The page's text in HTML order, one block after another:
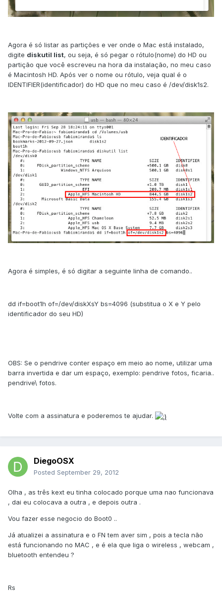
Agora é só listar as partições e ver onde o Mac está instalado,
digite diskutil list, ou seja, é só pegar o rótulo(nome) do HD ou
partição que você escreveu na hora da instalação, no meu caso
é Macintosh HD. Após ver o nome ou rótulo, veja qual é o
IDENTIFIER(identificador) do HD que no meu caso é /dev/disk1s2.
Agora é simples, é só digitar a seguinte linha de comando..
dd if=boot1h of=/dev/diskXsY bs=4096 (substitua o X e Y pelo
identificador do seu HD)
OBS: Se o pendrive conter espaço em meio ao nome, utilizar uma
barra invertida e dar um espaço, exemplo: pendrive fotos, ficaria..
pendrive\ fotos.
Volte com a assinatura e poderemos te ajudar.
DiegoOSX
Posted September 29, 2012
Olha , as três kext eu tinha colocado porque uma nao funcionava
, dai eu colocava a outra , e depois outra .
Vou fazer esse negocio do Boot0 ..
Já atualizei a assinatura e o FN tem aver sim , pois a tecla não
está funcionando no MAC , e é ela que liga o wireless , webcam ,
bluetooth entendeu ?
Rs